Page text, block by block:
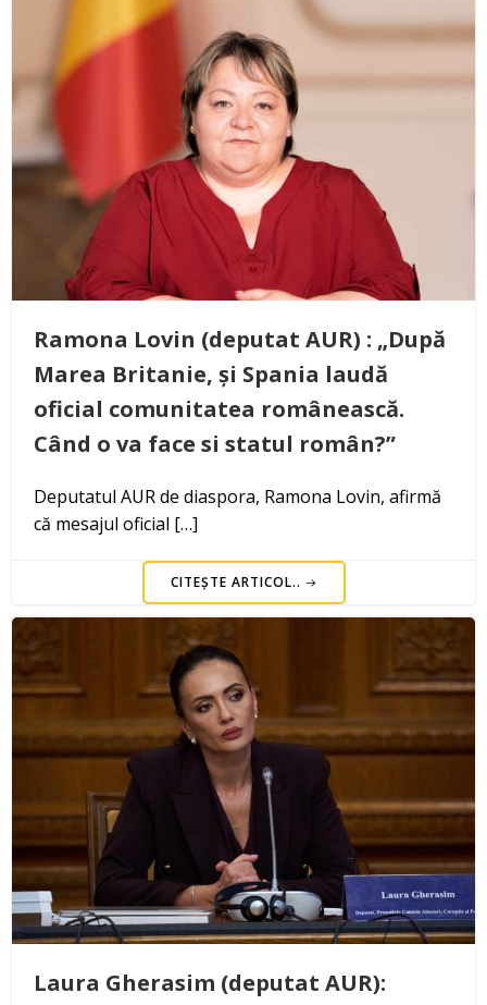
Ramona Lovin (deputat AUR) : „După
Marea Britanie, și Spania laudă
oficial comunitatea românească.
Când o va face si statul român?”
Deputatul AUR de diaspora, Ramona Lovin, afirmă
că mesajul oficial […]
CITEȘTE ARTICOL..
Laura Gherasim (deputat AUR):